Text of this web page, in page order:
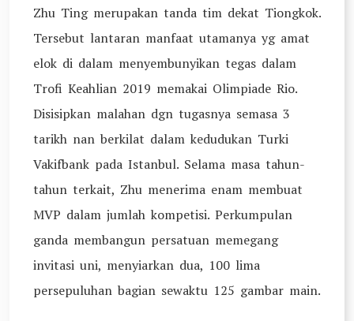
Zhu Ting merupakan tanda tim dekat Tiongkok.
Tersebut lantaran manfaat utamanya yg amat
elok di dalam menyembunyikan tegas dalam
Trofi Keahlian 2019 memakai Olimpiade Rio.
Disisipkan malahan dgn tugasnya semasa 3
tarikh nan berkilat dalam kedudukan Turki
Vakifbank pada Istanbul. Selama masa tahun-
tahun terkait, Zhu menerima enam membuat
MVP dalam jumlah kompetisi. Perkumpulan
ganda membangun persatuan memegang
invitasi uni, menyiarkan dua, 100 lima
persepuluhan bagian sewaktu 125 gambar main.